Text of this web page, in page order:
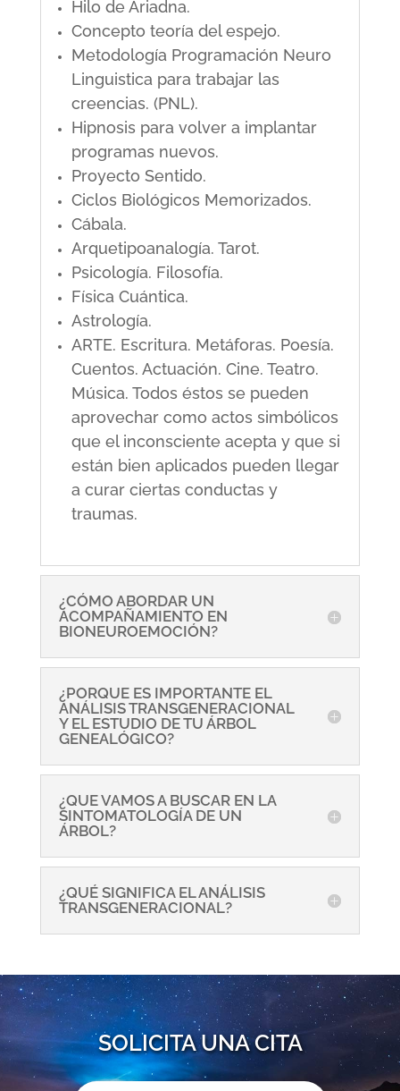
Hilo de Ariadna.
Concepto teoría del espejo.
Metodología Programación Neuro
Linguistica para trabajar las
creencias. (PNL).
Hipnosis para volver a implantar
programas nuevos.
Proyecto Sentido.
Ciclos Biológicos Memorizados.
Cábala.
Arquetipoanalogía. Tarot.
Psicología. Filosofía.
Física Cuántica.
Astrología.
ARTE. Escritura. Metáforas. Poesía.
Cuentos. Actuación. Cine. Teatro.
Música. Todos éstos se pueden
aprovechar como actos simbólicos
que el inconsciente acepta y que si
están bien aplicados pueden llegar
a curar ciertas conductas y
traumas.
¿CÓMO ABORDAR UN
ACOMPAÑAMIENTO EN
BIONEUROEMOCIÓN?
¿PORQUE ES IMPORTANTE EL
ANÁLISIS TRANSGENERACIONAL
Y EL ESTUDIO DE TU ÁRBOL
GENEALÓGICO?
¿QUE VAMOS A BUSCAR EN LA
SINTOMATOLOGÍA DE UN
ÁRBOL?
¿QUÉ SIGNIFICA EL ANÁLISIS
TRANSGENERACIONAL?
SOLICITA UNA CITA